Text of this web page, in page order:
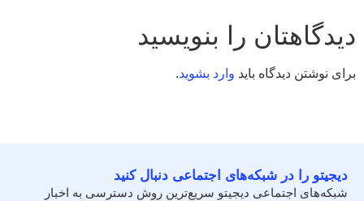
دیدگاهتان را بنویسید
برای نوشتن دیدگاه باید وارد بشوید.
دیجیتو را در شبکه‌های اجتماعی دنبال کنید
شبکه‌های اجتماعی دیجیتو سریع‌ترین روش دسترسی به اخبار